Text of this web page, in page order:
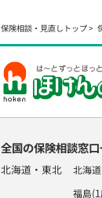
保険相談・見直しトップ
全国の保険相談窓
北海道・東北 北海道
福島